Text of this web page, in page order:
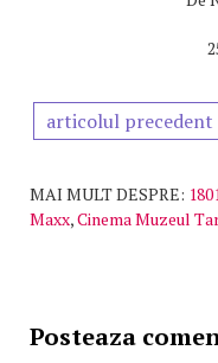
articolul precedent
MAI MULT DESPRE:
Maxx,Cinema Muzeul
Posteaza